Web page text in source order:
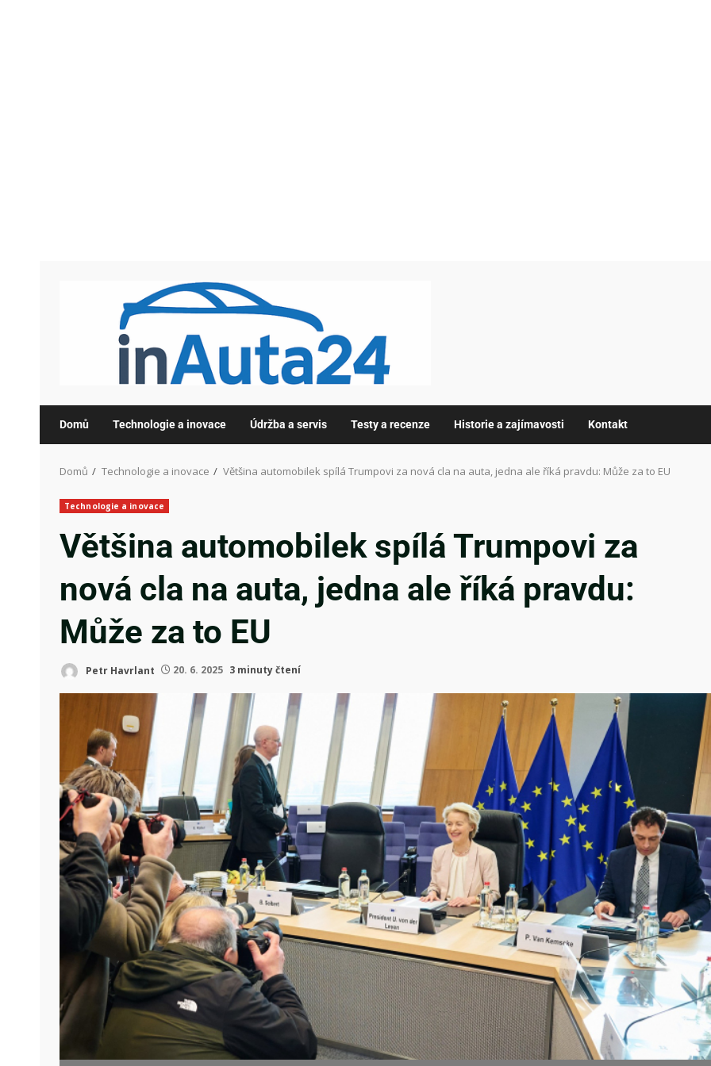
Domů Technologie a inovace Údržba a servis Testy a recenze Historie a zajímavosti Kontakt
Domů Technologie a inovace Většina automobilek spílá Trumpovi za nová cla na auta, jedna ale říká pravdu: Může za to EU
Technologie a inovace
Většina automobilek spílá Trumpovi za
nová cla na auta, jedna ale říká pravdu:
Může za to EU
Petr Havrlant 20. 6. 2025 3 minuty čtení